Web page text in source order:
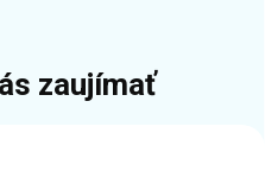
zaujímať